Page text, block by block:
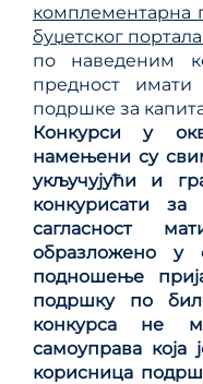
комплементарна
буџетског
по наведеним
предност
подршке за
Конкурси у
намењени су
укључујући и
конкурисати
сагласност
образложено у
подношење
подршку по
конкурса не
самоуправа која
корисница